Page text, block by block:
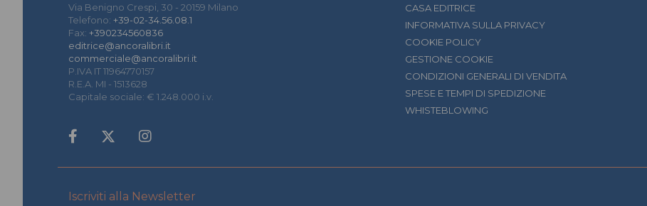
Via Benigno Crespi, 30 - 20159 Milano
Telefono: +39-02-34.56.08.1
Fax: +390234560836
editrice@ancoralibri.it
commerciale@ancoralibri.it
P.IVA IT 11964770157
R.E.A. MI - 1513628
Capitale sociale: € 1.248.000 i.v.
CASA EDITRICE
INFORMATIVA SULLA PRIVACY
COOKIE POLICY
GESTIONE COOKIE
CONDIZIONI GENERALI DI VENDITA
SPESE E TEMPI DI SPEDIZIONE
WHISTEBLOWING
Iscriviti alla Newsletter